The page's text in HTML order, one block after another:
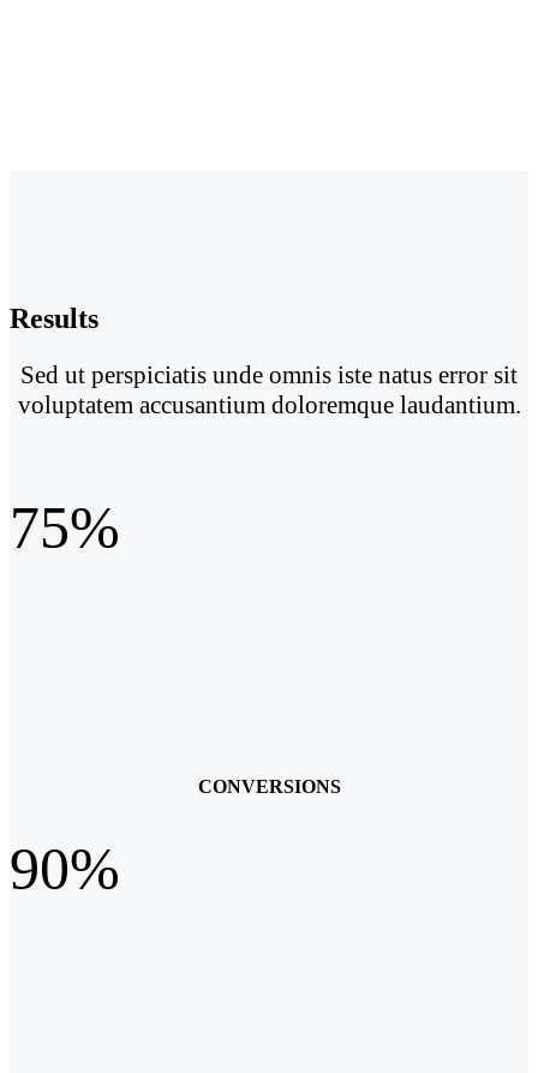
Results
Sed ut perspiciatis unde omnis iste natus error sit
voluptatem accusantium doloremque laudantium.
75%
CONVERSIONS
90%